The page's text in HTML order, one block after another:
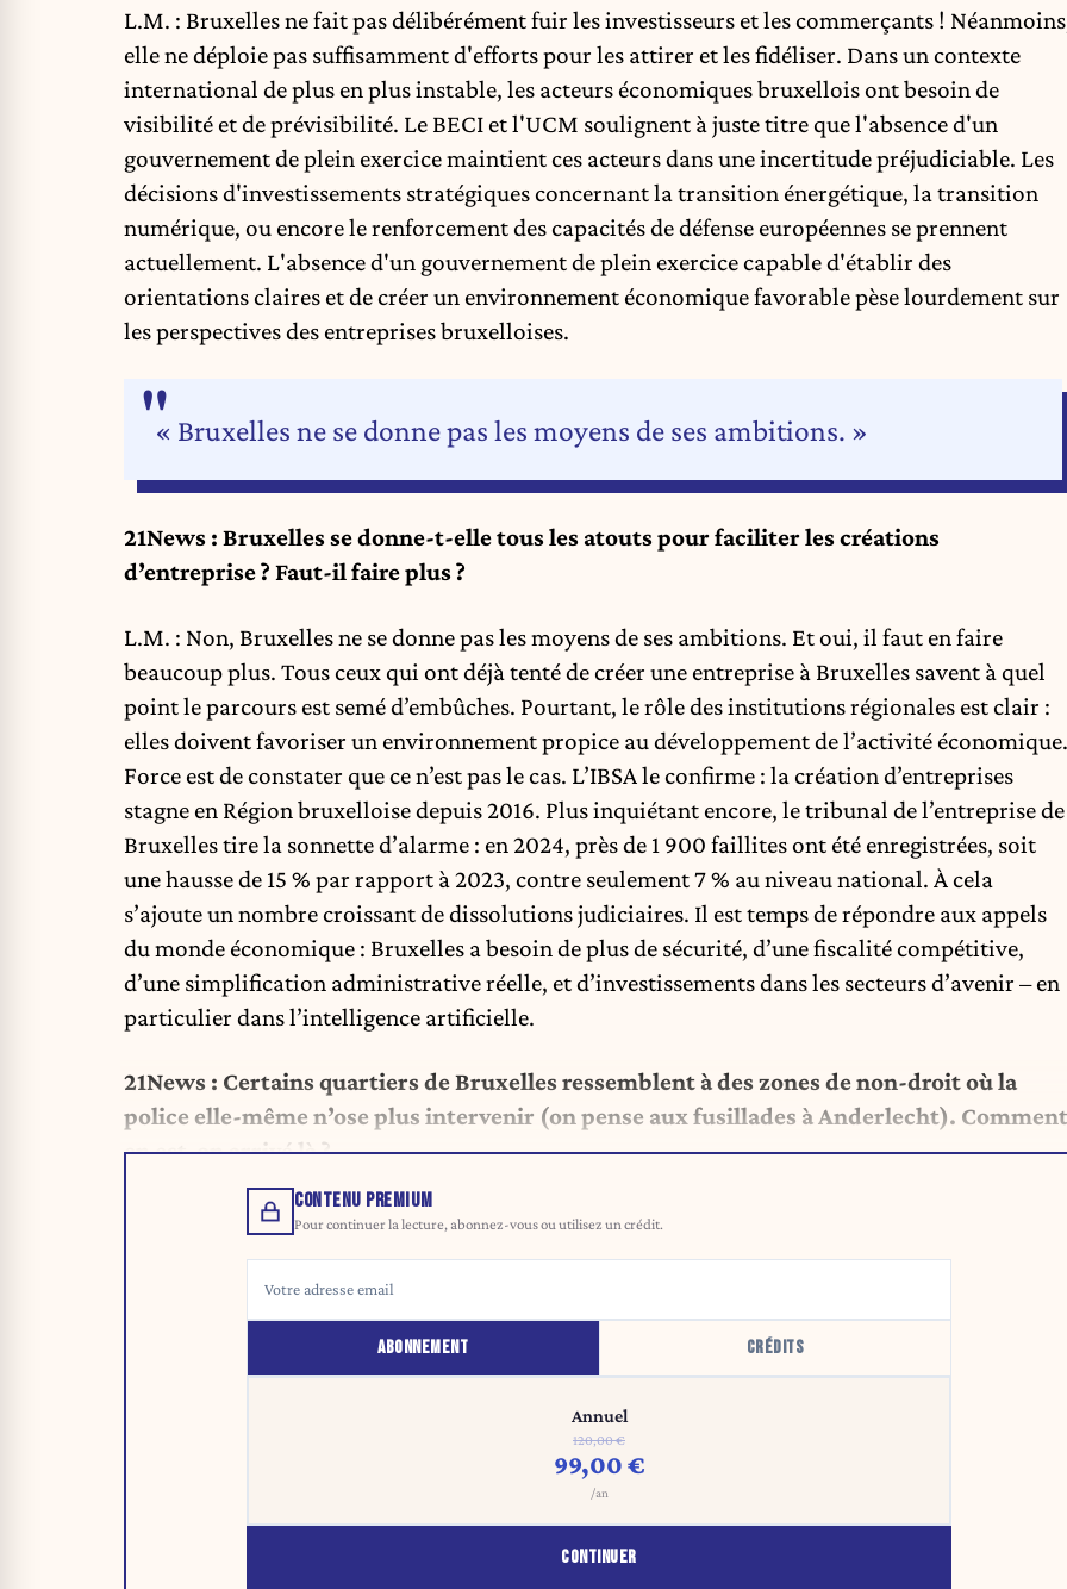
L.M. : Bruxelles ne fait pas délibérément fuir les investisseurs et les commerçants !
elle ne déploie pas suffisamment d'efforts pour les attirer et les fidéliser. Dans un contexte
international de plus en plus instable, les acteurs économiques bruxellois ont besoin de
visibilité et de prévisibilité. Le BECI et l'UCM soulignent à juste titre que l'absence d'un
gouvernement de plein exercice maintient ces acteurs dans une incertitude préjudiciable. Les
décisions d'investissements stratégiques concernant la transition énergétique, la transition
numérique, ou encore le renforcement des capacités de défense européennes se prennent
actuellement. L'absence d'un gouvernement de plein exercice capable d'établir des
orientations claires et de créer un environnement économique favorable pèse lourdement sur
les perspectives des entreprises bruxelloises.
« Bruxelles ne se donne pas les moyens de ses ambitions. »
21News : Bruxelles se donne-t-elle tous les atouts pour faciliter les créations
d’entreprise ? Faut-il faire plus ?
L.M. : Non, Bruxelles ne se donne pas les moyens de ses ambitions. Et oui, il faut en faire
beaucoup plus. Tous ceux qui ont déjà tenté de créer une entreprise à Bruxelles savent à quel
point le parcours est semé d’embûches. Pourtant, le rôle des institutions régionales est clair :
elles doivent favoriser un environnement propice au développement de l’activité économique.
Force est de constater que ce n’est pas le cas. L’IBSA le confirme : la création d’entreprises
stagne en Région bruxelloise depuis 2016. Plus inquiétant encore, le tribunal de l’entreprise de
Bruxelles tire la sonnette d’alarme : en 2024, près de 1 900 faillites ont été enregistrées, soit
une hausse de 15 % par rapport à 2023, contre seulement 7 % au niveau national. À cela
s’ajoute un nombre croissant de dissolutions judiciaires. Il est temps de répondre aux appels
du monde économique : Bruxelles a besoin de plus de sécurité, d’une fiscalité compétitive,
d’une simplification administrative réelle, et d’investissements dans les secteurs d’avenir – en
particulier dans l’intelligence artificielle.
21News : Certains quartiers de Bruxelles ressemblent à des zones de non-droit où la
police elle-même n’ose plus intervenir (on pense aux fusillades à Anderlecht). Comment
en est-on arrivé là ?
CONTENU PREMIUM
Pour continuer la lecture, abonnez-vous ou utilisez un crédit.
ABONNEMENT CRÉDITS
Annuel
120,00 €
99,00 €
/an
CONTINUER